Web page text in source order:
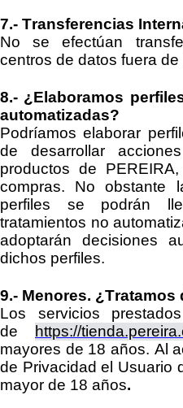
7.- Transferencias
No se efectúan
centros de datos fuera de
8.- ¿Elaboramos
automatizadas?
Podríamos elaborar
de desarrollar
productos de PEREIRA
compras. No obstante
perfiles se podrán
tratamientos no
adoptarán decisiones
dichos perfiles.
9.- Menores. ¿Tratamos
Los servicios
de
https://
mayores de 18 años. Al
de Privacidadel Usuario
mayor de 18 años.